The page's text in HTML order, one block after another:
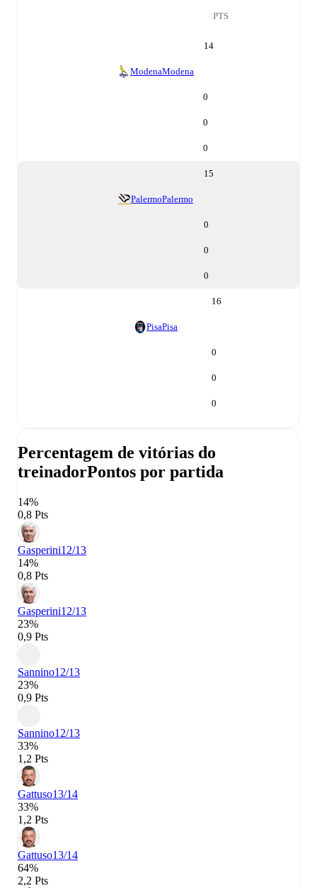
PTS
14
ModenaModena
0
0
0
15
PalermoPalermo
0
0
0
16
PisaPisa
0
0
0
Percentagem de vitórias do
treinadorPontos por partida
14%
0,8 Pts
Gasperini12/13
14%
0,8 Pts
Gasperini12/13
23%
0,9 Pts
Sannino12/13
23%
0,9 Pts
Sannino12/13
33%
1,2 Pts
Gattuso13/14
33%
1,2 Pts
Gattuso13/14
64%
2,2 Pts